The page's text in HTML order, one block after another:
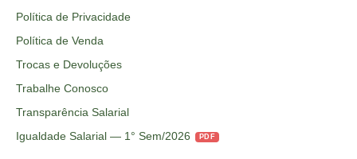
Política de Privacidade
Política de Venda
Trocas e Devoluções
Trabalhe Conosco
Transparência Salarial
Igualdade Salarial — 1° Sem/2026
PDF